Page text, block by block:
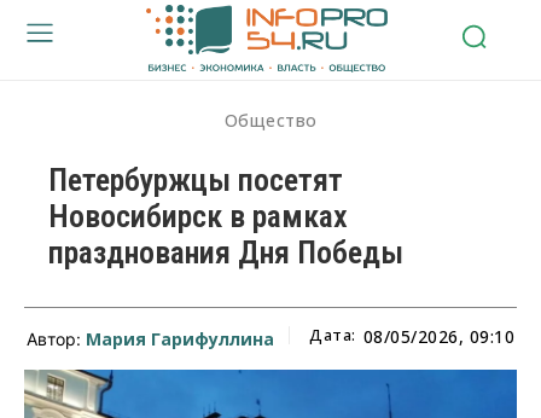
Общество
Петербуржцы посетят
Новосибирск в рамках
празднования Дня Победы
Автор: Мария Гарифуллина Дата: 08/05/2026, 09:10